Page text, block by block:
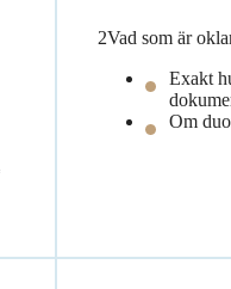
2Vad som är
Exakt
Om